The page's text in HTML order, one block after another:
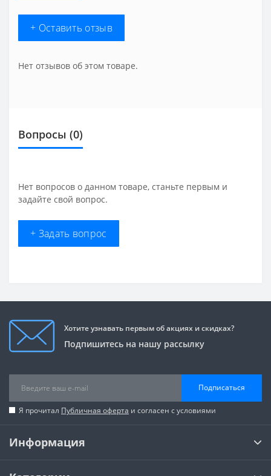
+ Оставить отзыв
Нет отзывов об этом товаре.
Вопросы (0)
Нет вопросов о данном товаре, станьте первым и
задайте свой вопрос.
+ Задать вопрос
Хотите узнавать первым об акциях и скидках?
Подпишитесь на нашу рассылку
Подписаться
Я прочитал Публичная оферта и согласен с условиями
Информация